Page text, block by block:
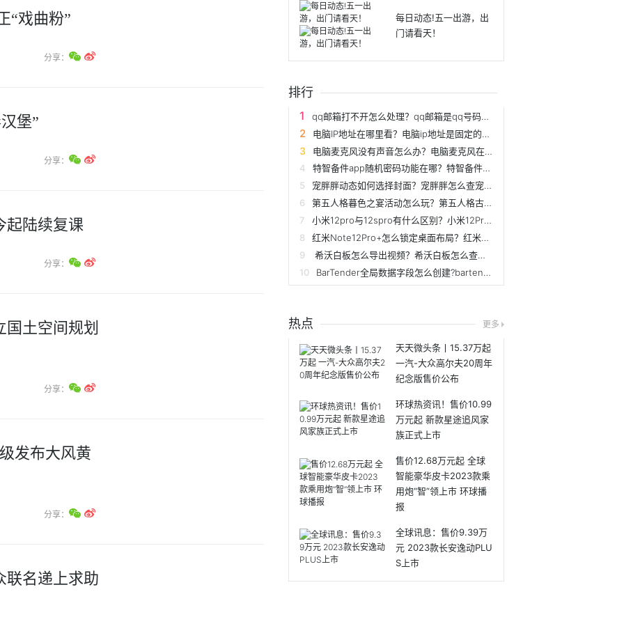
“戏曲粉”
分享：
堡”
分享：
起陆续复课
分享：
土空间规划
分享：
发布大风黄
分享：
联名递上求助
每日动态!五一出游，出
门请看天！
排行
qq邮箱打不开怎么处理？qq邮箱是qq号码加什么？
电脑IP地址在哪里看？电脑ip地址是固定的吗？
电脑麦克风没有声音怎么办？电脑麦克风在哪个位置？
特智备件app随机密码功能在哪？特智备件app如何查看证件图？
宠胖胖动态如何选择封面？宠胖胖怎么查宠物不能吃的食物？
第五人格暮色之宴活动怎么玩？第五人格古董曾被称为骨董选什么？
小米12pro与12spro有什么区别？小米12Pro屏幕多大？
红米Note12Pro+怎么锁定桌面布局？红米Note12Pro+哪里改字体颜色？
希沃白板怎么导出视频？希沃白板怎么查找课件？
BarTender全局数据字段怎么创建?bartender怎么制作标签模板?
热点 更多
天天微头条丨15.37万起
一汽-大众高尔夫20周年
纪念版售价公布
环球热资讯！售价10.99
万元起 新款星途追风家
族正式上市
售价12.68万元起 全球
智能豪华皮卡2023款乘
用炮“智”领上市 环球播
报
全球讯息：售价9.39万
元 2023款长安逸动PLU
S上市